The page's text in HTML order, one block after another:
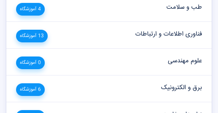
طب و سلامت 4 آموزشگاه
فناوری اطلاعات و ارتباطات 13 آموزشگاه
علوم مهندسی 0 آموزشگاه
برق و الکترونیک 6 آموزشگاه